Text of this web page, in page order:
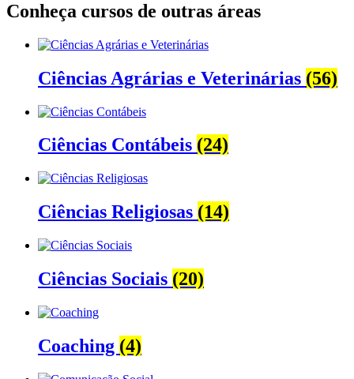
Conheça cursos de outras áreas
Ciências Agrárias e Veterinárias (56)
Ciências Contábeis (24)
Ciências Religiosas (14)
Ciências Sociais (20)
Coaching (4)